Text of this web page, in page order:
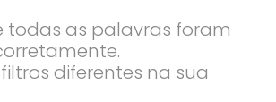
todas as palavras foram
diferentes na sua